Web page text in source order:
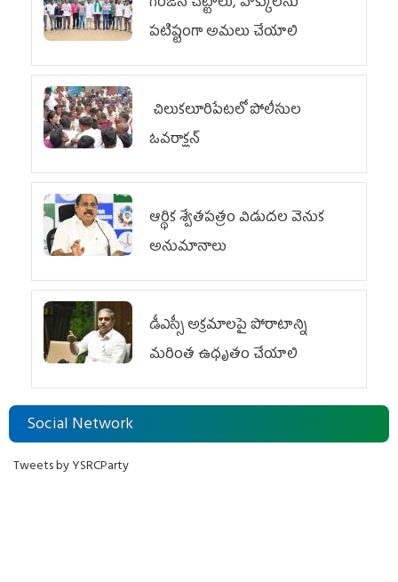
పటిష్టంగా అమలు చేయాలి
చిలుక‌లూరిపేట‌లో పోలీసుల
ఓవ‌రాక్ష‌న్‌
ఆర్థిక శ్వేతపత్రం విడుదల వెనుక
అనుమానాలు
డీఎస్సీ అక్రమాలపై పోరాటాన్ని
మరింత ఉధృతం చేయాలి
Social Network
Tweets by YSRCParty